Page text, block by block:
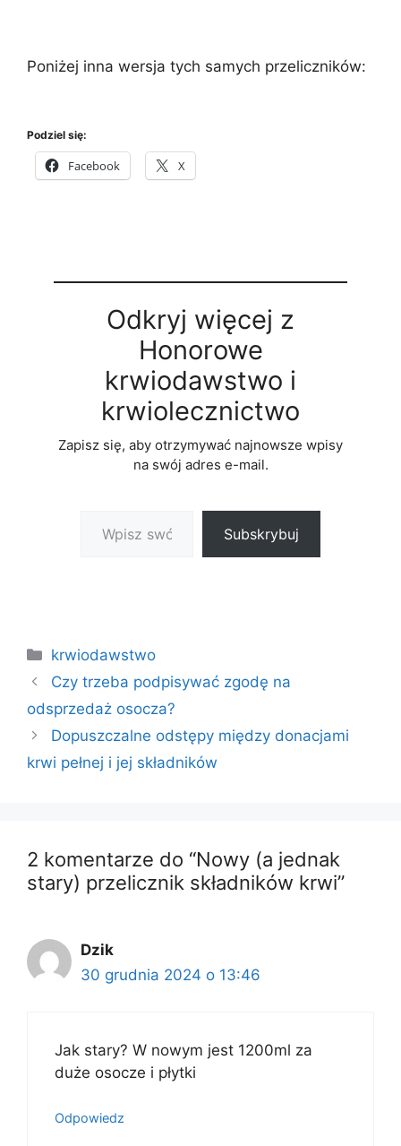
Poniżej inna wersja tych samych przeliczników:
Podziel się:
Facebook X
Odkryj więcej z
Honorowe
krwiodawstwo i
krwiolecznictwo
Zapisz się, aby otrzymywać najnowsze wpisy
na swój adres e-mail.
Subskrybuj
Kategorie
krwiodawstwo
Czy trzeba podpisywać zgodę na
odsprzedaż osocza?
Dopuszczalne odstępy między donacjami
krwi pełnej i jej składników
2 komentarze do “Nowy (a jednak
stary) przelicznik składników krwi”
Dzik
30 grudnia 2024 o 13:46
Jak stary? W nowym jest 1200ml za
duże osocze i płytki
Odpowiedz